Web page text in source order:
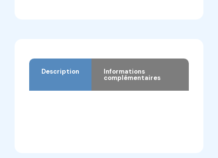
Description Informations
complémentaires